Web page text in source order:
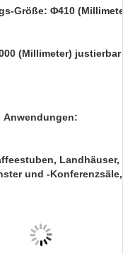
Größe: Φ410
(Millimeter) justierbar
Anwendungen:
Landhäuser,
und -